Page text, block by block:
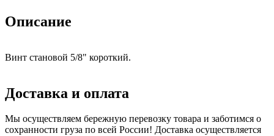
Описание
Винт становой 5/8" короткий.
Доставка и оплата
Мы осуществляем бережную перевозку товара и заботимся о
сохранности груза по всей России! Доставка осуществляется